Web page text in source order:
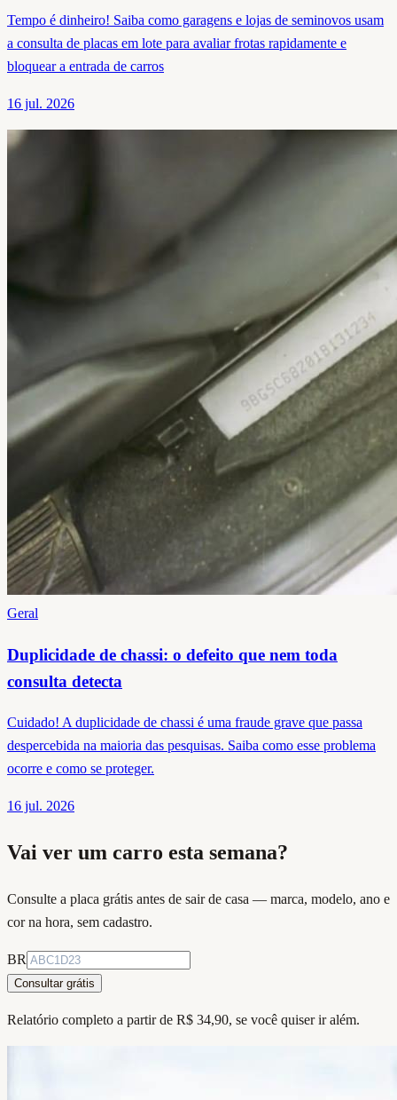
Tempo é dinheiro! Saiba como garagens e lojas de seminovos usam
a consulta de placas em lote para avaliar frotas rapidamente e
bloquear a entrada de carros
16 jul. 2026
Geral
Duplicidade de chassi: o defeito que nem toda
consulta detecta
Cuidado! A duplicidade de chassi é uma fraude grave que passa
despercebida na maioria das pesquisas. Saiba como esse problema
ocorre e como se proteger.
16 jul. 2026
Vai ver um carro esta semana?
Consulte a placa grátis antes de sair de casa — marca, modelo, ano e
cor na hora, sem cadastro.
BR
Consultar grátis
Relatório completo a partir de R$ 34,90, se você quiser ir além.